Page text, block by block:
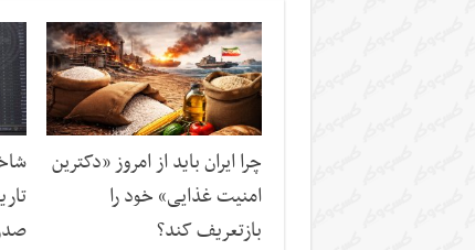
چرا ایران باید از امروز «دکترین
امنیت غذایی» خود را
بازتعریف کند؟